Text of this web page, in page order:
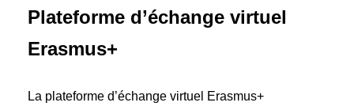
Plateforme d’échange virtuel
Erasmus+
La plateforme d’échange virtuel Erasmus+